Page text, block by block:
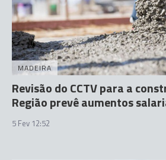
MADEIRA
Revisão do CCTV para a
Região prevê aumentos
5 Fev 12:52